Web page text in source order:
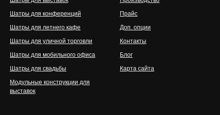
Шатры для конференций
Шатры для летнего кафе
Шатры для уличной торговли
Шатры для мобильного офиса
Шатры для свадьбы
Модульные конструкции для
выставок
Прайс
Доп. опции
Контакты
Блог
Карта сайта